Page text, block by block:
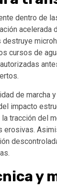
dentro de
cursos de
de marcha
impacto
tracción del
erosivas.
y